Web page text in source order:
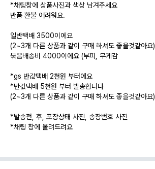
*채팅창에 상품사진과 색상 남겨주세요
반품 환불 어려워요.
일반택배 3500이에요
(2~3개 다른 상품과 같이 구매 하셔도 좋을것같아요)
묶음배송비 4000이에요 (부피, 무게감
*gs 반값택배 2천원 부터에요
*반값택배 5천원 부터 발송합니다
(2~3개 다른 상품과 같이 구매 하셔도 좋을것같아요)
*발송전, 후, 포장상태 사진, 송장번호 사진
*채팅 창에 올려드려요